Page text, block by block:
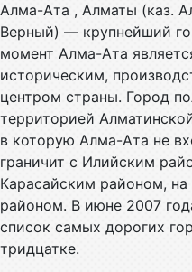
Алма-Ата , Алматы (каз.
Верный) — крупнейший
момент Алма-Ата
историческим,
центром страны. Город
территорией
в которую Алма-Ата не
граничит с Илийским
Карасайским районом,
районом. В июне 2007
список самых дорогих
тридцатке.